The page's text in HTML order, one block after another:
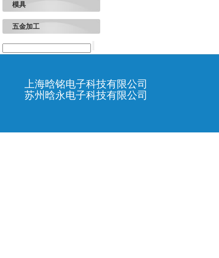
模具
五金加工
上海晗铭电子科技有限公司
苏州晗永电子科技有限公司